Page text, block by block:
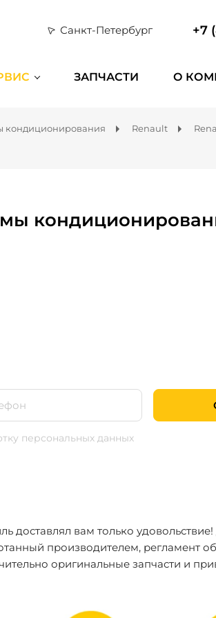
Санкт-Петербург +7
ЗАПЧАСТИ О
кондиционирования Renault
персональных данных
доставлял вам только
производителем, регламент
оригинальные запчасти и